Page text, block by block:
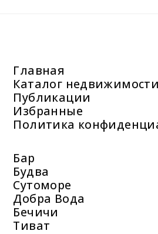
Главная
Каталог недвижимости
Публикации
Избранные
Политика
Бар
Будва
Сутоморе
Добра Вода
Бечичи
Тиват